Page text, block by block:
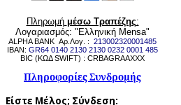
Πληρωμή μέσω Τραπέζης:
Λογαριασμός: "Ελληνική Mensa"
ALPHA BANK Αρ.Λογ. : 213002320001485
IBAN: GR64 0140 2130 2130 0232 0001 485
BIC (ΚΩΔ SWIFT) : CRBAGRAAXXX
Πληροφορίες Συνδρομής
Είστε Μέλος; Σύνδεση: